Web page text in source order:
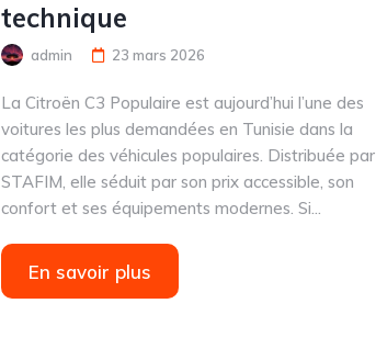
technique
admin 23 mars 2026
La Citroën C3 Populaire est aujourd’hui l’une des
voitures les plus demandées en Tunisie dans la
catégorie des véhicules populaires. Distribuée par
STAFIM, elle séduit par son prix accessible, son
confort et ses équipements modernes. Si...
En savoir plus